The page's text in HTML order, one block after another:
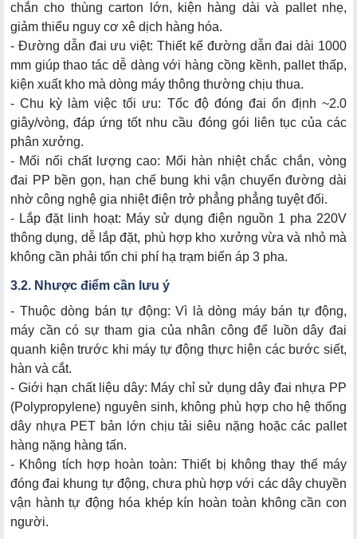
chắn cho thùng carton lớn, kiện hàng dài và pallet nhẹ,
giảm thiểu nguy cơ xê dịch hàng hóa.
- Đường dẫn đai ưu việt: Thiết kế đường dẫn đai dài 1000
mm giúp thao tác dễ dàng với hàng cồng kềnh, pallet thấp,
kiện xuất kho mà dòng máy thông thường chịu thua.
- Chu kỳ làm việc tối ưu: Tốc độ đóng đai ổn định ~2.0
giây/vòng, đáp ứng tốt nhu cầu đóng gói liên tục của các
phân xưởng.
- Mối nối chất lượng cao: Mối hàn nhiệt chắc chắn, vòng
đai PP bền gọn, hạn chế bung khi vận chuyển đường dài
nhờ công nghệ gia nhiệt điện trở phẳng phẳng tuyệt đối.
- Lắp đặt linh hoạt: Máy sử dụng điện nguồn 1 pha 220V
thông dụng, dễ lắp đặt, phù hợp kho xưởng vừa và nhỏ mà
không cần phải tốn chi phí hạ trạm biến áp 3 pha.
3.2. Nhược điểm cần lưu ý
- Thuộc dòng bán tự động: Vì là dòng máy bán tự động,
máy cần có sự tham gia của nhân công để luồn dây đai
quanh kiện trước khi máy tự động thực hiện các bước siết,
hàn và cắt.
- Giới hạn chất liệu dây: Máy chỉ sử dụng dây đai nhựa PP
(Polypropylene) nguyên sinh, không phù hợp cho hệ thống
dây nhựa PET bản lớn chịu tải siêu nặng hoặc các pallet
hàng nặng hàng tấn.
- Không tích hợp hoàn toàn: Thiết bị không thay thế máy
đóng đai khung tự động, chưa phù hợp với các dây chuyền
vận hành tự động hóa khép kín hoàn toàn không cần con
người.